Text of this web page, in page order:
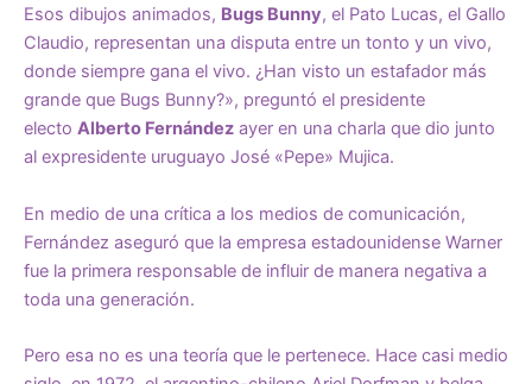
Esos dibujos animados, Bugs Bunny, el Pato Lucas, el Gallo
Claudio, representan una disputa entre un tonto y un vivo,
donde siempre gana el vivo. ¿Han visto un estafador más
grande que Bugs Bunny?», preguntó el presidente
electo Alberto Fernández ayer en una charla que dio junto
al expresidente uruguayo José «Pepe» Mujica.
En medio de una crítica a los medios de comunicación,
Fernández aseguró que la empresa estadounidense Warner
fue la primera responsable de influir de manera negativa a
toda una generación.
Pero esa no es una teoría que le pertenece. Hace casi medio